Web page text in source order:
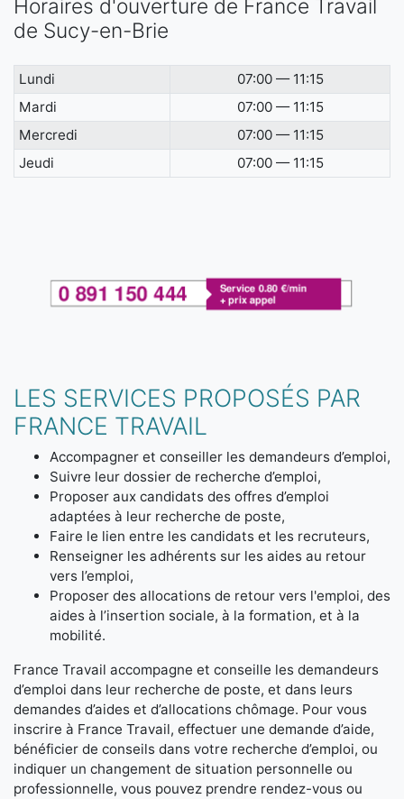
Horaires d'ouverture de France Travail
de Sucy-en-Brie
Lundi
07:00 — 11:15
Mardi
07:00 — 11:15
Mercredi
07:00 — 11:15
Jeudi
07:00 — 11:15
LES SERVICES PROPOSÉS PAR
FRANCE TRAVAIL
Accompagner et conseiller les demandeurs d’emploi,
Suivre leur dossier de recherche d’emploi,
Proposer aux candidats des offres d’emploi
adaptées à leur recherche de poste,
Faire le lien entre les candidats et les recruteurs,
Renseigner les adhérents sur les aides au retour
vers l’emploi,
Proposer des allocations de retour vers l'emploi, des
aides à l’insertion sociale, à la formation, et à la
mobilité.
France Travail accompagne et conseille les demandeurs
d’emploi dans leur recherche de poste, et dans leurs
demandes d’aides et d’allocations chômage. Pour vous
inscrire à France Travail, effectuer une demande d’aide,
bénéficier de conseils dans votre recherche d’emploi, ou
indiquer un changement de situation personnelle ou
professionnelle, vous pouvez prendre rendez-vous ou